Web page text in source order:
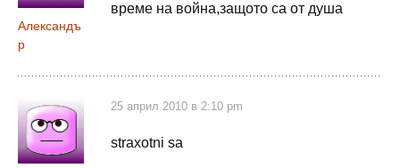
Александъ
р
време на война,защото са от душа
25 април 2010 в 2:10 pm
straxotni sa